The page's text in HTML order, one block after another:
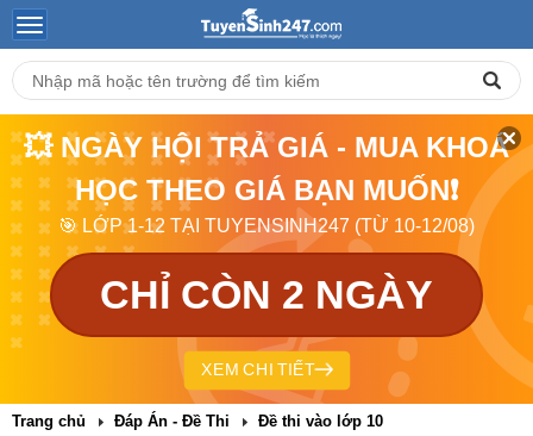
💥 NGÀY HỘI TRẢ GIÁ - MUA KHOÁ
HỌC THEO GIÁ BẠN MUỐN❗
🎯 LỚP 1-12 TẠI TUYENSINH247 (TỪ 10-12/08)
CHỈ CÒN 2 NGÀY
XEM CHI TIẾT
Trang chủ Đáp Án - Đề Thi Đề thi vào lớp 10